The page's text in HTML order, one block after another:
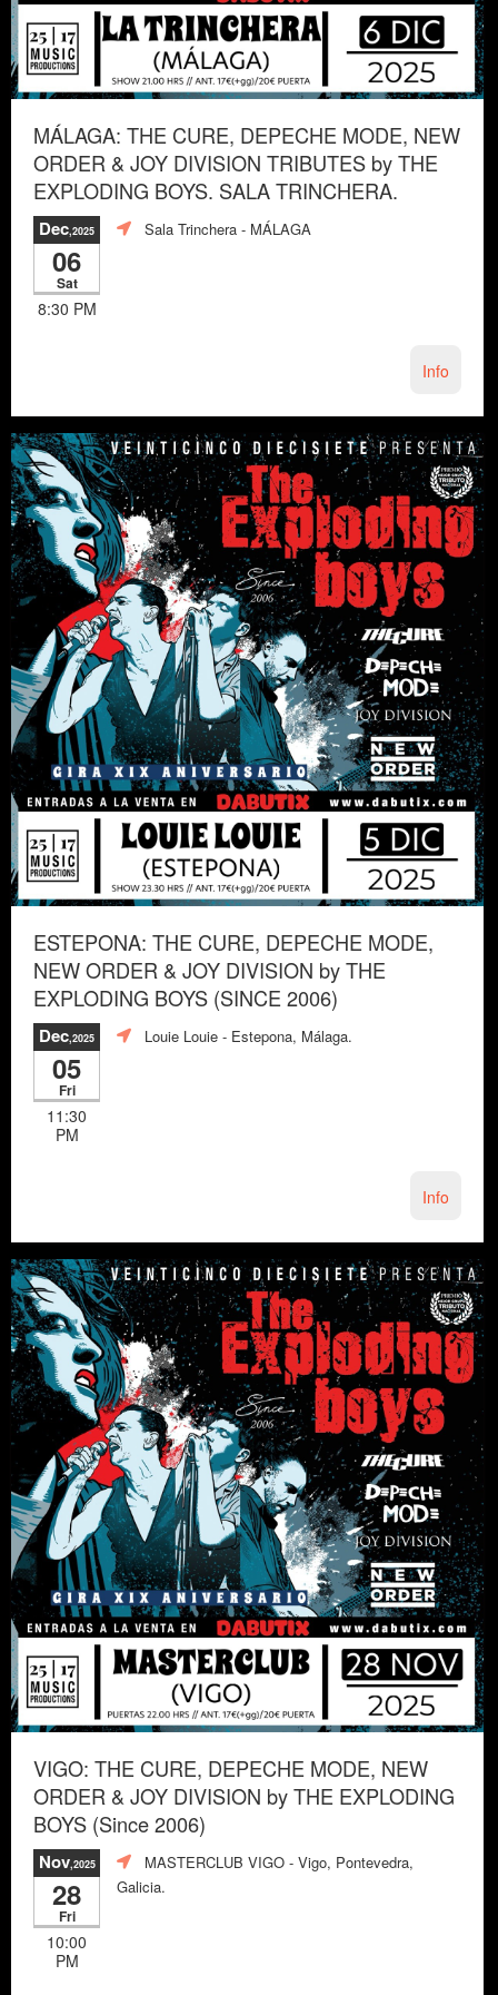
MÁLAGA: THE CURE, DEPECHE MODE, NEW
ORDER & JOY DIVISION TRIBUTES by THE
EXPLODING BOYS. SALA TRINCHERA.
Dec,2025
06
Sat
8:30 PM
Sala Trinchera - MÁLAGA
Info
ESTEPONA: THE CURE, DEPECHE MODE,
NEW ORDER & JOY DIVISION by THE
EXPLODING BOYS (SINCE 2006)
Dec,2025
05
Fri
11:30
PM
Louie Louie - Estepona, Málaga.
Info
VIGO: THE CURE, DEPECHE MODE, NEW
ORDER & JOY DIVISION by THE EXPLODING
BOYS (Since 2006)
Nov,2025
28
Fri
10:00
PM
MASTERCLUB VIGO - Vigo, Pontevedra,
Galicia.